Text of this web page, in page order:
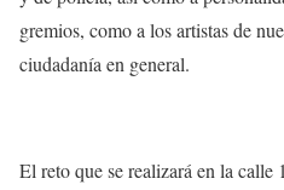
gremios, como a los artistas de
ciudadanía en general.
El reto que se realizará en la calle